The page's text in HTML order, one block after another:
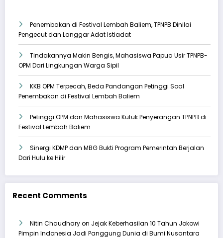
Penembakan di Festival Lembah Baliem, TPNPB Dinilai
Pengecut dan Langgar Adat Istiadat
Tindakannya Makin Bengis, Mahasiswa Papua Usir TPNPB-
OPM Dari Lingkungan Warga Sipil
KKB OPM Terpecah, Beda Pandangan Petinggi Soal
Penembakan di Festival Lembah Baliem
Petinggi OPM dan Mahasiswa Kutuk Penyerangan TPNPB di
Festival Lembah Baliem
Sinergi KDMP dan MBG Bukti Program Pemerintah Berjalan
Dari Hulu ke Hilir
Recent Comments
Nitin Chaudharyon Jejak Keberhasilan 10 Tahun Jokowi
Pimpin Indonesia Jadi Panggung Dunia di Bumi Nusantara